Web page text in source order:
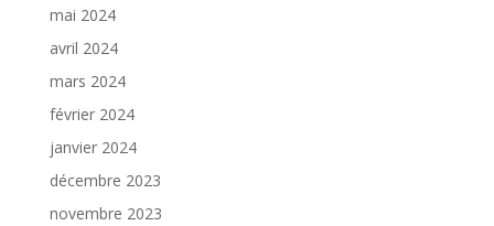
mai 2024
avril 2024
mars 2024
février 2024
janvier 2024
décembre 2023
novembre 2023